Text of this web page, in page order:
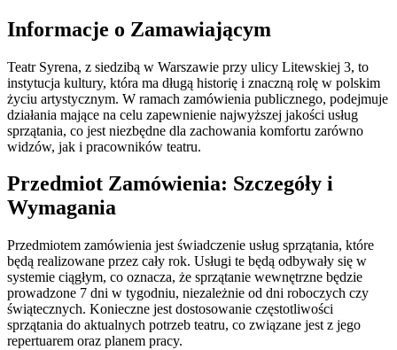
Informacje o Zamawiającym
Teatr Syrena, z siedzibą w Warszawie przy ulicy Litewskiej 3, to
instytucja kultury, która ma długą historię i znaczną rolę w polskim
życiu artystycznym. W ramach zamówienia publicznego, podejmuje
działania mające na celu zapewnienie najwyższej jakości usług
sprzątania, co jest niezbędne dla zachowania komfortu zarówno
widzów, jak i pracowników teatru.
Przedmiot Zamówienia: Szczegóły i
Wymagania
Przedmiotem zamówienia jest świadczenie usług sprzątania, które
będą realizowane przez cały rok. Usługi te będą odbywały się w
systemie ciągłym, co oznacza, że sprzątanie wewnętrzne będzie
prowadzone 7 dni w tygodniu, niezależnie od dni roboczych czy
świątecznych. Konieczne jest dostosowanie częstotliwości
sprzątania do aktualnych potrzeb teatru, co związane jest z jego
repertuarem oraz planem pracy.